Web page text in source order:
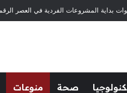
صحة منوعات